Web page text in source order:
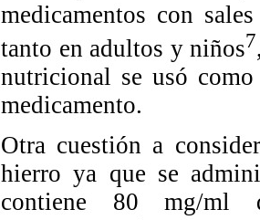
medicamentos con
tanto en adultos y niños7
nutricional se usó
medicamento.
Otra cuestión a
hierro ya que se
contiene 80 mg/ml